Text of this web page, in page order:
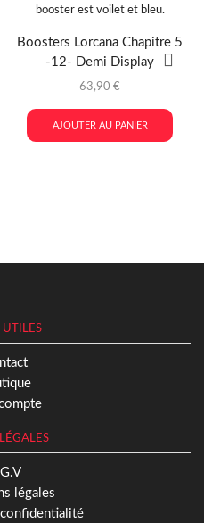
Boosters Lorcana Chapitre 5
-12- Demi Display
63,90 €
AJOUTER AU PANIER
UTILES
légales